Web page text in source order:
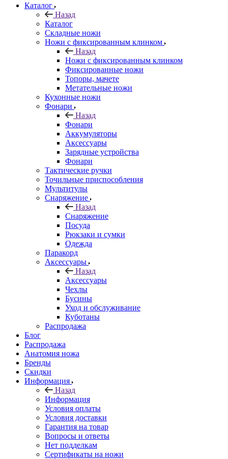
Каталог
Назад
Каталог
Складные ножи
Ножи с фиксированным клинком
Назад
Ножи с фиксированным клинком
Фиксированные ножи
Топоры, мачете
Метательные ножи
Кухонные ножи
Фонари
Назад
Фонари
Аккумуляторы
Аксессуары
Зарядные устройства
Фонари
Тактические ручки
Точильные приспособления
Мультитулы
Снаряжение
Назад
Снаряжение
Посуда
Рюкзаки и сумки
Одежда
Паракорд
Аксессуары
Назад
Аксессуары
Чехлы
Бусины
Уход и обслуживание
Куботаны
Распродажа
Блог
Распродажа
Анатомия ножа
Бренды
Скидки
Информация
Назад
Информация
Условия оплаты
Условия доставки
Гарантия на товар
Вопросы и ответы
Нет подделкам
Сертификаты на ножи